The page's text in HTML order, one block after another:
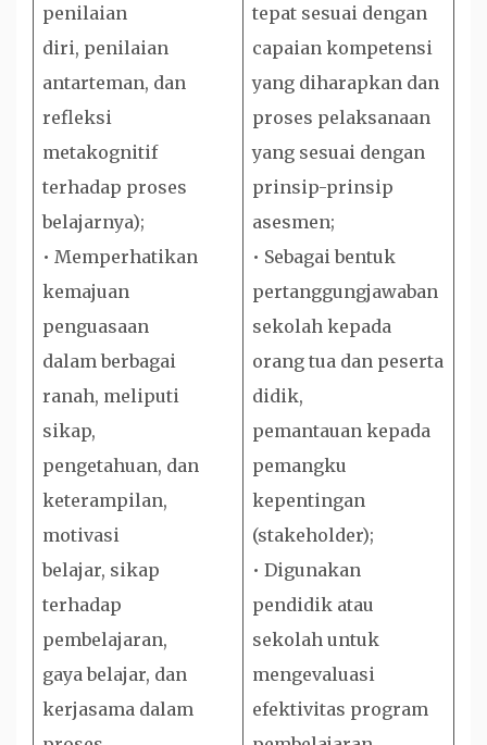
penilaian
diri, penilaian
antarteman, dan
refleksi
metakognitif
terhadap proses
belajarnya);
• Memperhatikan
kemajuan
penguasaan
dalam berbagai
ranah, meliputi
sikap,
pengetahuan, dan
keterampilan,
motivasi
belajar, sikap
terhadap
pembelajaran,
gaya belajar, dan
kerjasama dalam
tepat sesuai dengan
capaian kompetensi
yang diharapkan dan
proses pelaksanaan
yang sesuai dengan
prinsip-prinsip
asesmen;
• Sebagai bentuk
pertanggungjawaban
sekolah kepada
orang tua dan peserta
didik,
pemantauan kepada
pemangku
kepentingan
(stakeholder);
• Digunakan
pendidik atau
sekolah untuk
mengevaluasi
efektivitas program